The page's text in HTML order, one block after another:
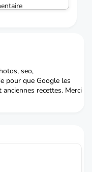
seo,
pour que Google les
recettes. Merci